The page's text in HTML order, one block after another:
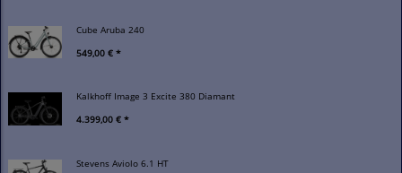
Cube Aruba 240
549,00 € *
Kalkhoff Image 3 Excite 380 Diamant
4.399,00 € *
Stevens Aviolo 6.1 HT